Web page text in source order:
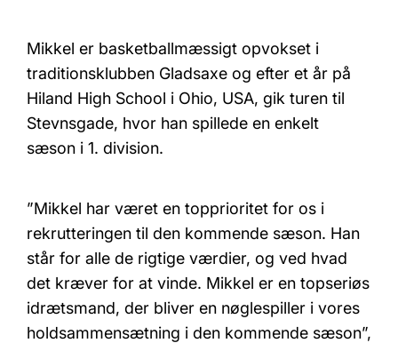
Mikkel er basketballmæssigt opvokset i
traditionsklubben Gladsaxe og efter et år på
Hiland High School i Ohio, USA, gik turen til
Stevnsgade, hvor han spillede en enkelt
sæson i 1. division.
”Mikkel har været en topprioritet for os i
rekrutteringen til den kommende sæson. Han
står for alle de rigtige værdier, og ved hvad
det kræver for at vinde. Mikkel er en topseriøs
idrætsmand, der bliver en nøglespiller i vores
holdsammensætning i den kommende sæson”,